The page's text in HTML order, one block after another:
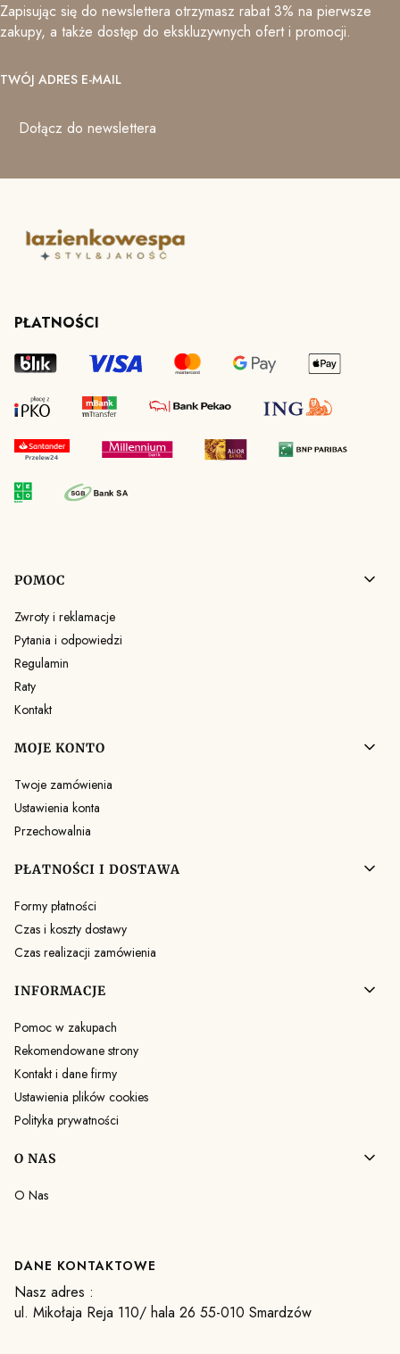
Zapisując się do newslettera otrzymasz rabat 3% na pierwsze
zakupy, a także dostęp do ekskluzywnych ofert i promocji.
TWÓJ ADRES E-MAIL
Dołącz do newslettera
PŁATNOŚCI
Linki w stopce
POMOC
Zwroty i reklamacje
Pytania i odpowiedzi
Regulamin
Raty
Kontakt
MOJE KONTO
Twoje zamówienia
Ustawienia konta
Przechowalnia
PŁATNOŚCI I DOSTAWA
Formy płatności
Czas i koszty dostawy
Czas realizacji zamówienia
INFORMACJE
Pomoc w zakupach
Rekomendowane strony
Kontakt i dane firmy
Ustawienia plików cookies
Polityka prywatności
O NAS
O Nas
DANE KONTAKTOWE
Nasz adres :
ul. Mikołaja Reja 110/ hala 26 55-010 Smardzów